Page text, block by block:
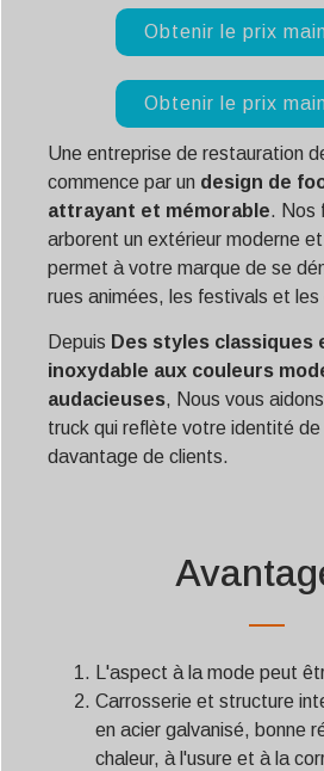
Obtenir le prix
Obtenir le prix
Une entreprise de restauration
commence par un design de
attrayant et mémorable. Nos
arborent un extérieur moderne
permet à votre marque de se
rues animées, les festivals et
Depuis Des styles classiques
inoxydable aux couleurs
audacieuses, Nous vous
truck qui reflète votre identité
davantage de clients.
L'aspect à la mode peut
Carrosserie et structure
en acier galvanisé, bonne
chaleur, à l'usure et à la